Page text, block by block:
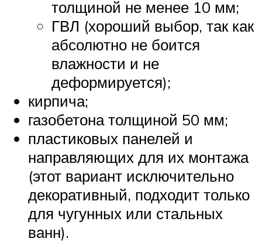
толщиной не менее 10 мм;
ГВЛ (хороший выбор, так как
абсолютно не боится
влажности и не
деформируется);
кирпича;
газобетона толщиной 50 мм;
пластиковых панелей и
направляющих для их монтажа
(этот вариант исключительно
декоративный, подходит только
для чугунных или стальных
ванн).